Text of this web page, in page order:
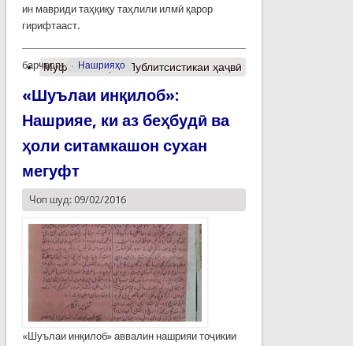
ин мавриди таҳқиқу таҳлили илмӣ қарор
гирифтааст.
барчасп: Нашрияҳо
Муфассалтаро Публитсистикаи ҳаҷвӣ
«Шуълаи инқилоб»:
Нашрияе, ки аз беҳбудӣ ва
ҳоли ситамкашон сухан
мегуфт
Чоп шуд: 09/02/2016
«Шуълаи инқилоб» аввалин нашрияи тоҷикии